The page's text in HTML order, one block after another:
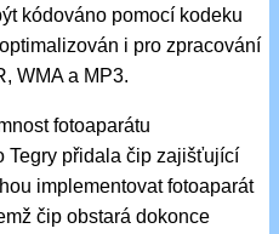
kódováno pomocí kodeku
i pro zpracování
WMA a MP3.
fotoaparátu
Tegry přidala čip zajišťující
implementovat fotoaparát
čip obstará dokonce